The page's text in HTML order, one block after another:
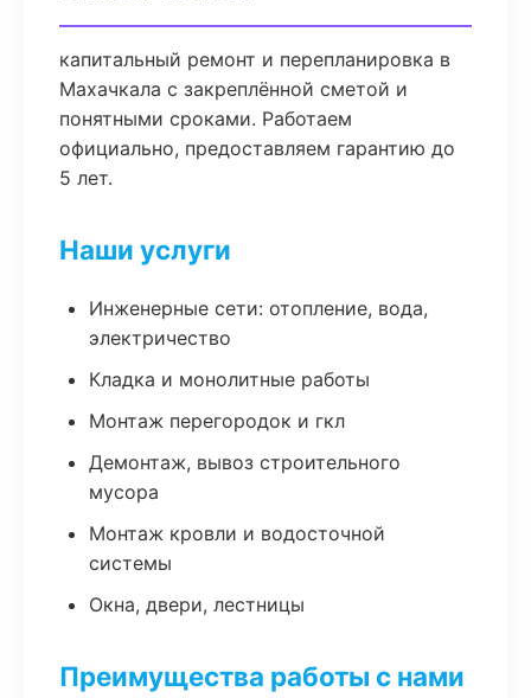
капитальный ремонт и перепланировка в
Махачкала с закреплённой сметой и
понятными сроками. Работаем
официально, предоставляем гарантию до
5 лет.
Наши услуги
Инженерные сети: отопление, вода,
электричество
Кладка и монолитные работы
Монтаж перегородок и гкл
Демонтаж, вывоз строительного
мусора
Монтаж кровли и водосточной
системы
Окна, двери, лестницы
Преимущества работы с нами